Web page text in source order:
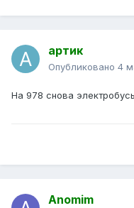
артик
Опубликовано 4
На 978 снова
Anomim